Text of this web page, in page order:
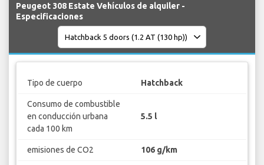
Peugeot 308 Estate Vehículos de alquiler -
Especificaciones
Tipo de cuerpo Hatchback
Consumo de combustible
en conducción urbana
cada 100 km
5.5 l
emisiones de CO2 106 g/km